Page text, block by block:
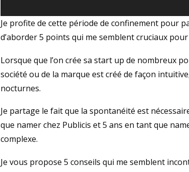
Je profite de cette période de confinement pour
d’aborder 5 points qui me semblent cruciaux
Lorsque que l’on crée sa start up de nombreux
société ou de la marque est créé de façon
nocturnes.
Je partage le fait que la spontanéité est
que namer chez Publicis et 5 ans en tant que
complexe.
Je vous propose 5 conseils qui me semblent